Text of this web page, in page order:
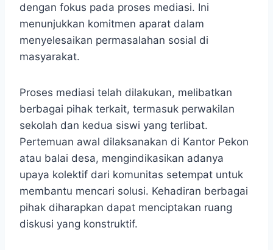
dengan fokus pada proses mediasi. Ini
menunjukkan komitmen aparat dalam
menyelesaikan permasalahan sosial di
masyarakat.
Proses mediasi telah dilakukan, melibatkan
berbagai pihak terkait, termasuk perwakilan
sekolah dan kedua siswi yang terlibat.
Pertemuan awal dilaksanakan di Kantor Pekon
atau balai desa, mengindikasikan adanya
upaya kolektif dari komunitas setempat untuk
membantu mencari solusi. Kehadiran berbagai
pihak diharapkan dapat menciptakan ruang
diskusi yang konstruktif.